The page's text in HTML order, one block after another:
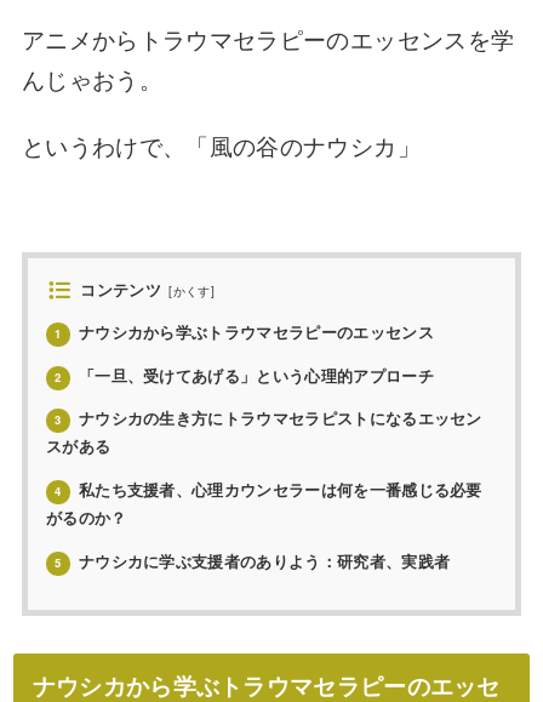
アニメから トラウマセラピーのエッセンスを学
んじゃおう。
というわけで、 「風の谷のナウシカ」
コンテンツ [かくす]
1 ナウシカから学ぶトラウマセラピーのエッセンス
2 「一旦、受けてあげる」という心理的アプローチ
3
ナウシカの生き方にトラウマセラピストになるエッセン
スがある
4
私たち支援者、心理カウンセラーは何を一番感じる必要
がるのか？
5 ナウシカに学ぶ支援者のありよう：研究者、実践者
ナウシカから学ぶトラウマセラピーのエッセ